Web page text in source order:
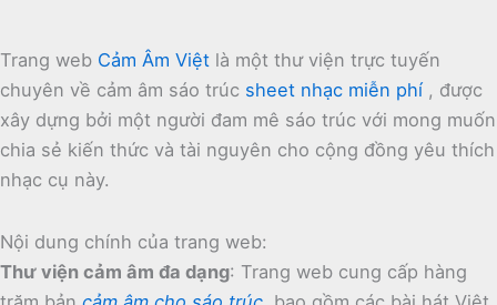
Trang web Cảm Âm Việt là một thư viện trực tuyến
chuyên về cảm âm sáo trúc sheet nhạc miễn phí , được
xây dựng bởi một người đam mê sáo trúc với mong muốn
chia sẻ kiến thức và tài nguyên cho cộng đồng yêu thích
nhạc cụ này.
Nội dung chính của trang web:
Thư viện cảm âm đa dạng: Trang web cung cấp hàng